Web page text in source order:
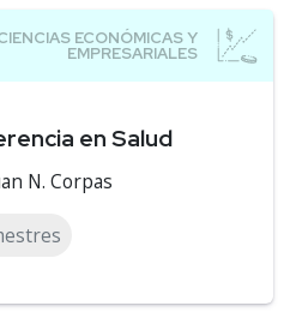
en Salud
N. Corpas